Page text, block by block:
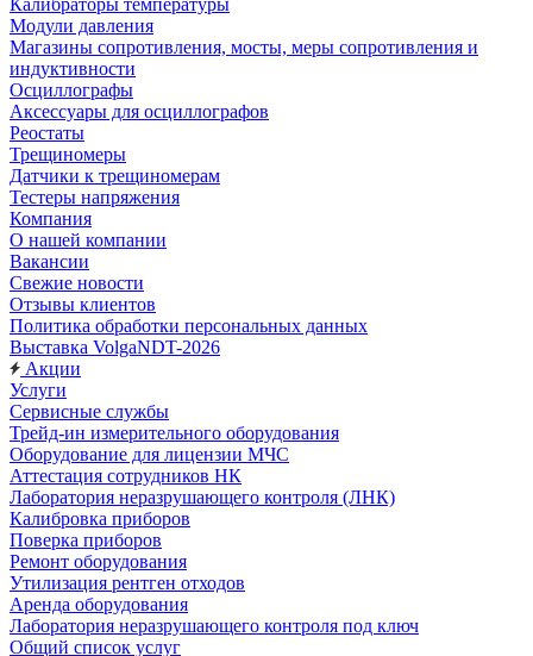
Калибраторы температуры
Модули давления
Магазины сопротивления, мосты, меры сопротивления и
индуктивности
Осциллографы
Аксессуары для осциллографов
Реостаты
Трещиномеры
Датчики к трещиномерам
Тестеры напряжения
Компания
О нашей компании
Вакансии
Свежие новости
Отзывы клиентов
Политика обработки персональных данных
Выставка VolgaNDT-2026
Акции
Услуги
Сервисные службы
Трейд-ин измерительного оборудования
Оборудование для лицензии МЧС
Аттестация сотрудников НК
Лаборатория неразрушающего контроля (ЛНК)
Калибровка приборов
Поверка приборов
Ремонт оборудования
Утилизация рентген отходов
Аренда оборудования
Лаборатория неразрушающего контроля под ключ
Общий список услуг